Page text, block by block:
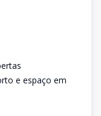
e espaço em